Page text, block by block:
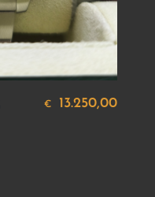
€ 13.250,00